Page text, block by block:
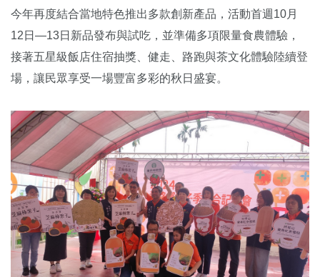
今年再度結合當地特色推出多款創新產品，活動首週10月
12日—13日新品發布與試吃，並準備多項限量食農體驗，
接著五星級飯店住宿抽獎、健走、路跑與茶文化體驗陸續登
場，讓民眾享受一場豐富多彩的秋日盛宴。